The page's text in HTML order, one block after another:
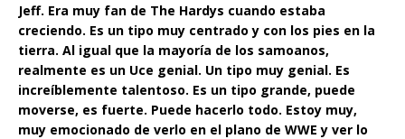
Jeff. Era muy fan de The Hardys cuando estaba
creciendo. Es un tipo muy centrado y con los pies en la
tierra. Al igual que la mayoría de los samoanos,
realmente es un Uce genial. Un tipo muy genial. Es
increíblemente talentoso. Es un tipo grande, puede
moverse, es fuerte. Puede hacerlo todo. Estoy muy,
muy emocionado de verlo en el plano de WWE y ver lo